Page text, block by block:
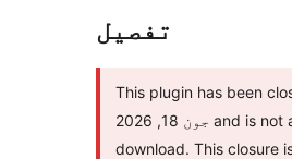
تفصیل
This plugin has been
جون 18, 2026 and is not available for
download. This closure